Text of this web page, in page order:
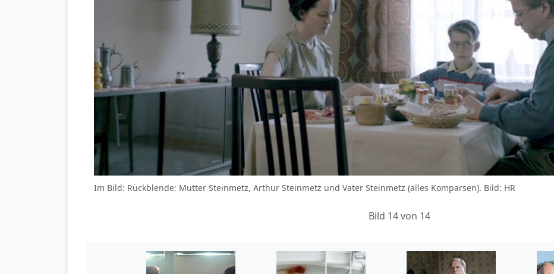
Im Bild: Rückblende: Mutter Steinmetz, Arthur Steinmetz und Vater Steinmetz (alles Komparsen). Bild: HR
Bild 14 von 14